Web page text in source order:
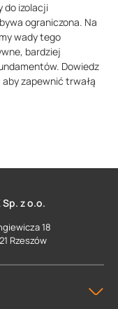
do izolacji
ograniczona. Na
wady tego
bardziej
Dowiedz
zapewnić trwałą
Sp. z o.o.
18
Rzeszów